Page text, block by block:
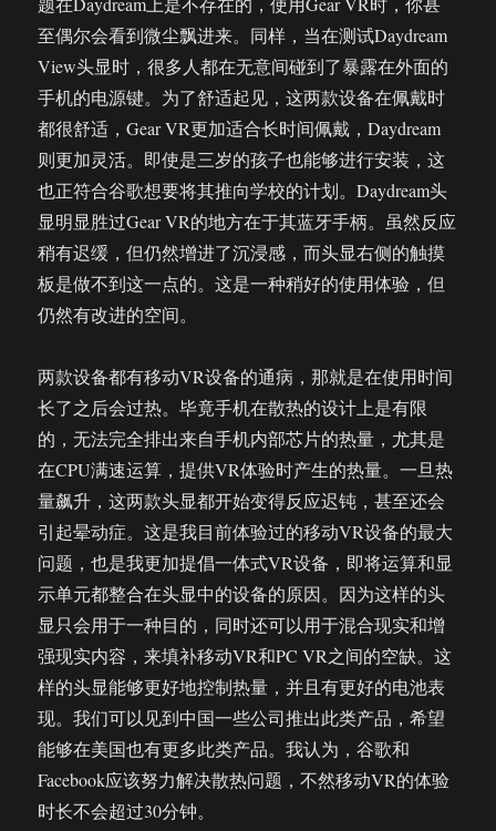
至偶尔会看到微尘飘进来。同样，当在测试Daydream
View头显时，很多人都在无意间碰到了暴露在外面的
手机的电源键。为了舒适起见，这两款设备在佩戴时
都很舒适，Gear VR更加适合长时间佩戴，Daydream
则更加灵活。即使是三岁的孩子也能够进行安装，这
也正符合谷歌想要将其推向学校的计划。Daydream头
显明显胜过Gear VR的地方在于其蓝牙手柄。虽然反应
稍有迟缓，但仍然增进了沉浸感，而头显右侧的触摸
板是做不到这一点的。这是一种稍好的使用体验，但
仍然有改进的空间。
两款设备都有移动VR设备的通病，那就是在使用时间
长了之后会过热。毕竟手机在散热的设计上是有限
的，无法完全排出来自手机内部芯片的热量，尤其是
在CPU满速运算，提供VR体验时产生的热量。一旦热
量飙升，这两款头显都开始变得反应迟钝，甚至还会
引起晕动症。这是我目前体验过的移动VR设备的最大
问题，也是我更加提倡一体式VR设备，即将运算和显
示单元都整合在头显中的设备的原因。因为这样的头
显只会用于一种目的，同时还可以用于混合现实和增
强现实内容，来填补移动VR和PC VR之间的空缺。这
样的头显能够更好地控制热量，并且有更好的电池表
现。我们可以见到中国一些公司推出此类产品，希望
能够在美国也有更多此类产品。我认为，谷歌和
Facebook应该努力解决散热问题，不然移动VR的体验
时长不会超过30分钟。